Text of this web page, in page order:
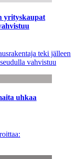
yrityskaupat
teki jälleen
vahvistuu
uhkaa